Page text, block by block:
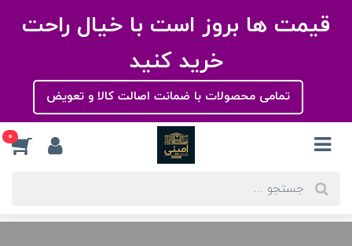
قیمت ها بروز است با خیال راحت
خرید کنید
تمامی محصولات با ضمانت اصالت کالا و تعویض
0